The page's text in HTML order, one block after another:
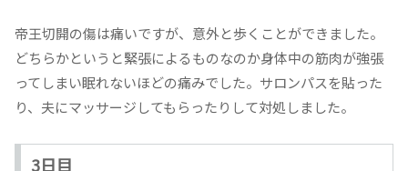
帝王切開の傷は痛いですが、意外と歩くことができました。
どちらかというと緊張によるものなのか身体中の筋肉が強張
ってしまい眠れないほどの痛みでした。サロンパスを貼った
り、夫にマッサージしてもらったりして対処しました。
3日目